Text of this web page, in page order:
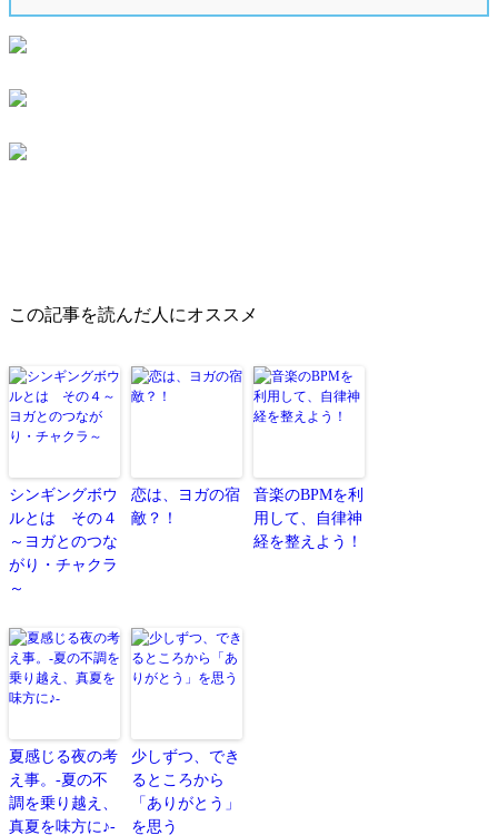
この記事を読んだ人にオススメ
シンギングボウ
ルとは その４
～ヨガとのつな
がり・チャクラ
～
恋は、ヨガの宿
敵？！
音楽のBPMを利
用して、自律神
経を整えよう！
夏感じる夜の考
え事。-夏の不
調を乗り越え、
真夏を味方に♪-
少しずつ、でき
るところから
「ありがとう」
を思う